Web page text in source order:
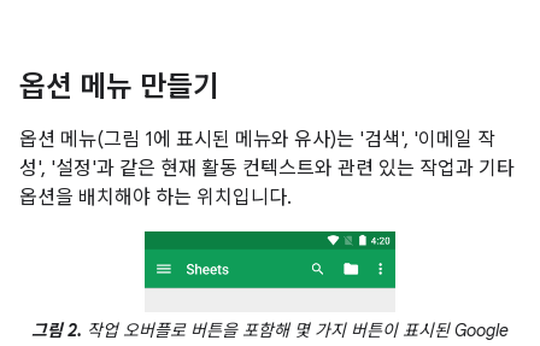
옵션 메뉴 만들기
옵션 메뉴(그림 1에 표시된 메뉴와 유사)는 '검색', '이메일 작
성', '설정'과 같은 현재 활동 컨텍스트와 관련 있는 작업과 기타
옵션을 배치해야 하는 위치입니다.
그림 2. 작업 오버플로 버튼을 포함해 몇 가지 버튼이 표시된 Google